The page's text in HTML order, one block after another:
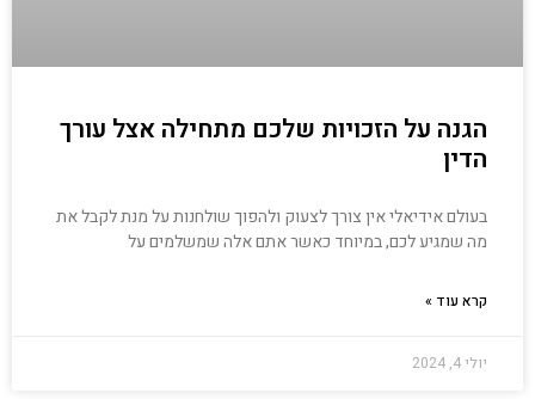
הגנה על הזכויות שלכם מתחילה אצל עורך
הדין
בעולם אידיאלי אין צורך לצעוק ולהפוך שולחנות על מנת לקבל את
מה שמגיע לכם, במיוחד כאשר אתם אלה שמשלמים על
קרא עוד »
יולי 4, 2024